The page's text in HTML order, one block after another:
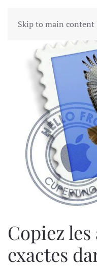
Skip to main content
Copiez les
exactes